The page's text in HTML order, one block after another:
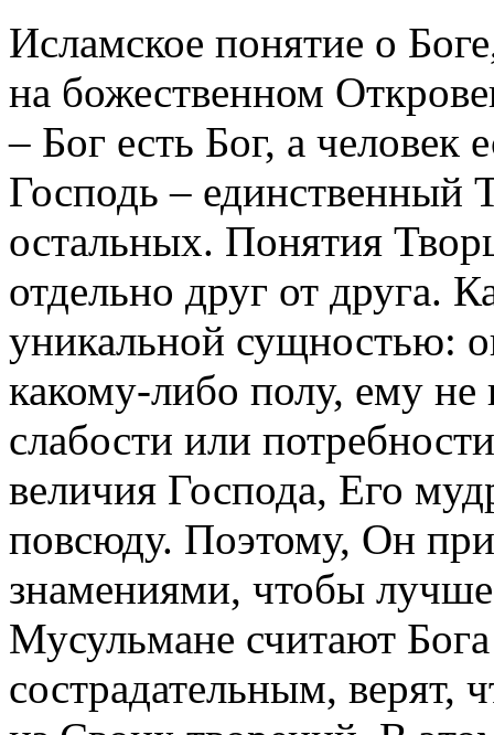
Исламское понятие о
на божественном
– Бог есть Бог, а человек
Господь – единственный
остальных. Понятия
отдельно друг от друга.
уникальной сущностью:
какому-либо полу, ему
слабости или
величия Господа, Его
повсюду. Поэтому, Он
знамениями, чтобы лучше
Мусульмане считают
сострадательным, верят,